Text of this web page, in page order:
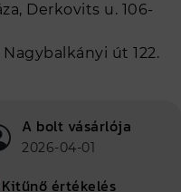
Derkovits u. 106-
út 122.
A bolt vásárlója
2026-04-01
Kitűnő értékelés